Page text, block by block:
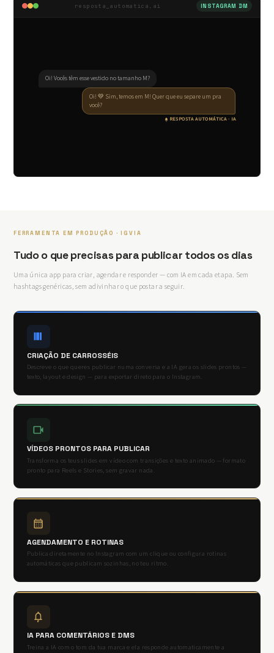
resposta_automatica.ai INSTAGRAM DM
Oi! Vocês têm esse vestido no tamanho M?
Oi! 💛 Sim, temos em M! Quer que eu separe um pra
você?
RESPOSTA AUTOMÁTICA · IA
FERRAMENTA EM PRODUÇÃO · IGVIA
Tudo o que precisas para publicar todos os dias
Uma única app para criar, agendar e responder — com IA em cada etapa. Sem
hashtags genéricas, sem adivinhar o que postar a seguir.
CRIAÇÃO DE CARROSSÉIS
Descreve o que queres publicar numa conversa e a IA gera os slides prontos —
texto, layout e design — para exportar direto para o Instagram.
VÍDEOS PRONTOS PARA PUBLICAR
Transforma os teus slides em vídeo com transições e texto animado — formato
pronto para Reels e Stories, sem gravar nada.
AGENDAMENTO E ROTINAS
Publica diretamente no Instagram com um clique ou configura rotinas
automáticas que publicam sozinhas, no teu ritmo.
IA PARA COMENTÁRIOS E DMS
Treina a IA com o tom da tua marca e ela responde automaticamente a